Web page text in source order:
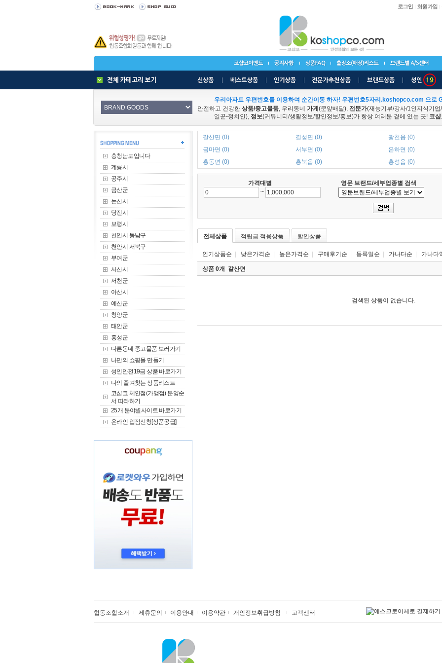
우리아파트 우편번호를 이용하여 순간이동 하자! 우편번호5자리.koshopco.com 으로
안전하고 건강한 상품/중고물품, 우리동네 가게 (문앞배달), 전문가(재능기부/강사/1인지식기업
일꾼-정치인), 정보(커뮤니티/생활정보/할인정보/홍보)가 항상 여러분 곁에 있는 곳! 코
충청남도입니다
계룡시
공주시
금산군
논산시
당진시
보령시
천안시 동남구
천안시 서북구
부여군
서산시
서천군
아산시
예산군
청양군
태안군
홍성군
다른동네 중고물품 보러가기
나만의 쇼핑몰 만들기
성인안전19금 상품 바로가기
나의 즐겨찾는 상품리스트
코샵코 체인점(가맹점) 분양순
서 따라하기
25개 분야별사이트 바로가기
온라인 입점신청[상품공급]
갈산면 (0) 결성면 (0)
광천읍 (0)
금마면 (0)
서부면 (0)
은하면 (0)
홍동면 (0)
홍북읍 (0) 홍성읍 (0)
가격대별
영문 브랜드/세부업종별 검색
~
전체상품 적립금 적용상품 할인상품
인기상품순 낮은가격순 높은가격순 구매후기순 등록일순 가나다순 가나다
상품 0개 갈산면
검색된 상품이 없습니다.
협동조합소개 제휴문의 이용안내 이용약관 개인정보취급방침 고객센터